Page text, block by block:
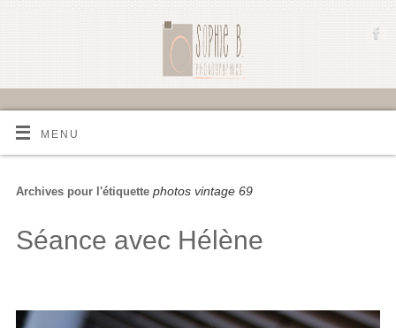
MENU
Archives pour l'étiquette photos vintage 69
Séance avec Hélène